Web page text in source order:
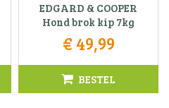
EDGARD & COOPER
Hond brok kip 7kg
€ 49,99
BESTEL